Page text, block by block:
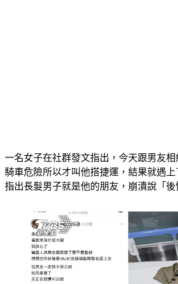
一名女子在社群發文指出，今天跟男友
騎車危險所以才叫他搭捷運，結果就遇
指出長髮男子就是他的朋友，崩潰說「後